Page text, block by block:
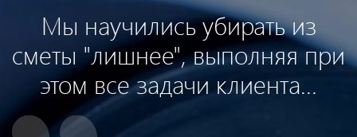
Мы научились убирать из
сметы "лишнее", выполняя при
этом все задачи клиента...